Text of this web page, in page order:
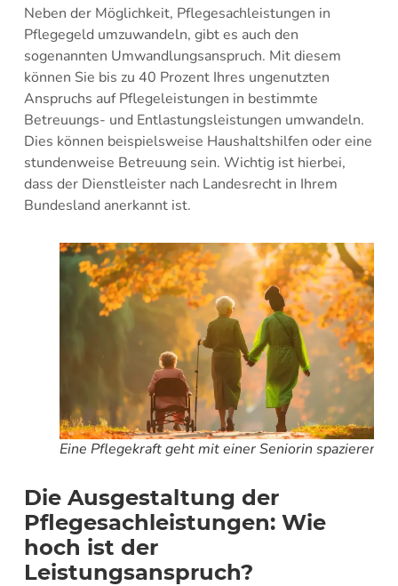
Neben der Möglichkeit, Pflegesachleistungen in
Pflegegeld umzuwandeln, gibt es auch den
sogenannten Umwandlungsanspruch. Mit diesem
können Sie bis zu 40 Prozent Ihres ungenutzten
Anspruchs auf Pflegeleistungen in bestimmte
Betreuungs- und Entlastungsleistungen umwandeln.
Dies können beispielsweise Haushaltshilfen oder eine
stundenweise Betreuung sein. Wichtig ist hierbei,
dass der Dienstleister nach Landesrecht in Ihrem
Bundesland anerkannt ist.
Eine Pflegekraft geht mit einer Seniorin spazieren
Die Ausgestaltung der
Pflegesachleistungen: Wie
hoch ist der
Leistungsanspruch?